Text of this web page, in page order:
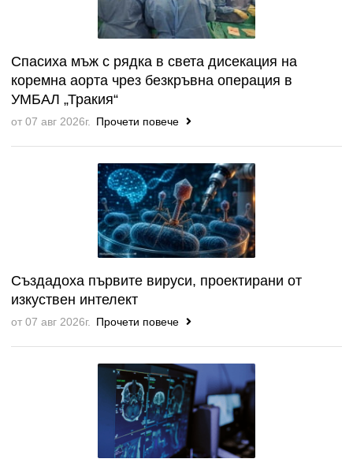
Спасиха мъж с рядка в света дисекация на
коремна аорта чрез безкръвна операция в
УМБАЛ „Тракия“
от 07 авг 2026г. Прочети повече
Създадоха първите вируси, проектирани от
изкуствен интелект
от 07 авг 2026г. Прочети повече